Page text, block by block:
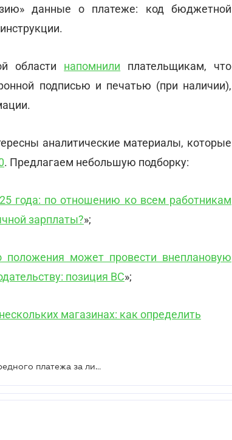
данные о платеже: код бюджетной
области напомнили плательщикам, что
подписью и печатью (при наличии),
аналитические материалы, которые
. Предлагаем небольшую подборку:
года: по отношению ко всем работникам
зарплаты?»;
положения может провести внеплановую
позиция ВС»;
магазинах: как определить
Как заполнить заявление о внесении очередного платежа за лицензии для торговцев подакцизными товарами